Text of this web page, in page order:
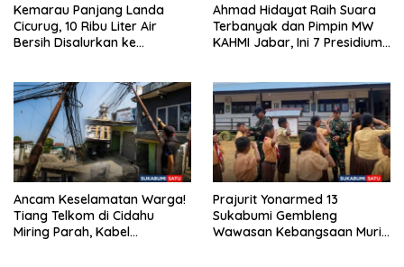
Kemarau Panjang Landa
Cicurug, 10 Ribu Liter Air
Bersih Disalurkan ke
Ahmad Hidayat Raih Suara
Terbanyak dan Pimpin MW
KAHMI Jabar, Ini 7 Presidium
Ancam Keselamatan Warga!
Tiang Telkom di Cidahu
Miring Parah, Kabel
Prajurit Yonarmed 13
Sukabumi Gembleng
Wawasan Kebangsaan Murid